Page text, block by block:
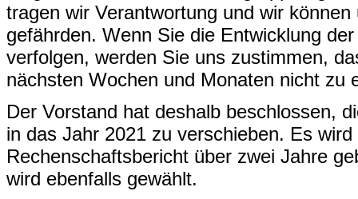
tragen wir Verantwortung und wir
gefährden. Wenn Sie die Entwicklung
verfolgen, werden Sie uns zustimmen,
nächsten Wochen und Monaten nicht zu
Der Vorstand hat deshalb beschlossen,
in das Jahr 2021 zu verschieben. Es wird
Rechenschaftsbericht über zwei Jahre
wird ebenfalls gewählt.